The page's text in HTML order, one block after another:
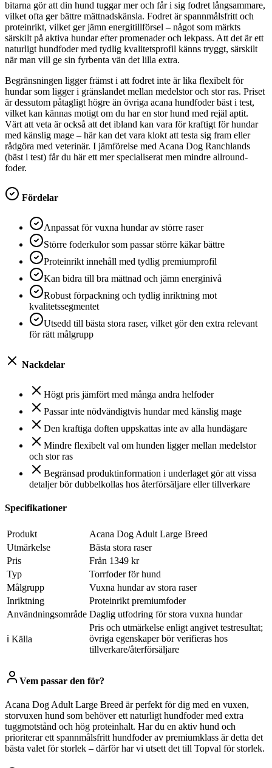
bitarna gör att din hund tuggar mer och får i sig fodret långsammare,
vilket ofta ger bättre mättnadskänsla. Fodret är spannmålsfritt och
proteinrikt, vilket ger jämn energitillförsel – något som märkts
särskilt på aktiva hundar efter promenader och lekpass. Att det är ett
naturligt hundfoder med tydlig kvalitetsprofil känns tryggt, särskilt
när man vill ge sin fyrbenta vän det lilla extra.
Begränsningen ligger främst i att fodret inte är lika flexibelt för
hundar som ligger i gränslandet mellan medelstor och stor ras. Priset
är dessutom påtagligt högre än övriga acana hundfoder bäst i test,
vilket kan kännas motigt om du har en stor hund med rejäl aptit.
Värt att veta är också att det ibland kan vara för kraftigt för hundar
med känslig mage – här kan det vara klokt att testa sig fram eller
rådgöra med veterinär. I jämförelse med Acana Dog Ranchlands
(bäst i test) får du här ett mer specialiserat men mindre allround-
foder.
Fördelar
Anpassat för vuxna hundar av större raser
Större foderkulor som passar större käkar bättre
Proteinrikt innehåll med tydlig premiumprofil
Kan bidra till bra mättnad och jämn energinivå
Robust förpackning och tydlig inriktning mot
kvalitetssegmentet
Utsedd till bästa stora raser, vilket gör den extra relevant
för rätt målgrupp
Nackdelar
Högt pris jämfört med många andra helfoder
Passar inte nödvändigtvis hundar med känslig mage
Den kraftiga doften uppskattas inte av alla hundägare
Mindre flexibelt val om hunden ligger mellan medelstor
och stor ras
Begränsad produktinformation i underlaget gör att vissa
detaljer bör dubbelkollas hos återförsäljare eller tillverkare
Specifikationer
Produkt
Acana Dog Adult Large Breed
Utmärkelse
Bästa stora raser
Pris
Från 1349 kr
Typ
Torrfoder för hund
Målgrupp
Vuxna hundar av stora raser
Inriktning
Proteinrikt premiumfoder
Användningsområde Daglig utfodring för stora vuxna hundar
ℹ Källa
Pris och utmärkelse enligt angivet testresultat;
övriga egenskaper bör verifieras hos
tillverkare/återförsäljare
Vem passar den för?
Acana Dog Adult Large Breed är perfekt för dig med en vuxen,
storvuxen hund som behöver ett naturligt hundfoder med extra
tuggmotstånd och hög proteinhalt. Har du en aktiv hund och
prioriterar ett spannmålsfritt hundfoder av premiumklass är detta det
bästa valet för storlek – därför har vi utsett det till Topval för storlek.